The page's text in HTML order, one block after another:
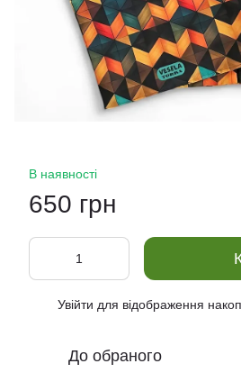
В наявності
650 грн
Увійти для відображення
До обраного